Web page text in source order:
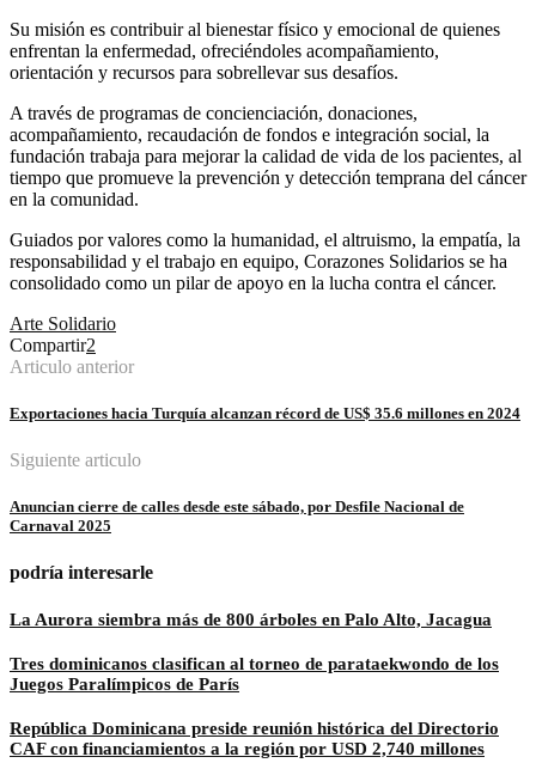
Su misión es contribuir al bienestar físico y emocional de quienes
enfrentan la enfermedad, ofreciéndoles acompañamiento,
orientación y recursos para sobrellevar sus desafíos.
A través de programas de concienciación, donaciones,
acompañamiento, recaudación de fondos e integración social, la
fundación trabaja para mejorar la calidad de vida de los pacientes, al
tiempo que promueve la prevención y detección temprana del cáncer
en la comunidad.
Guiados por valores como la humanidad, el altruismo, la empatía, la
responsabilidad y el trabajo en equipo, Corazones Solidarios se ha
consolidado como un pilar de apoyo en la lucha contra el cáncer.
Arte Solidario
Compartir2
Articulo anterior
Exportaciones hacia Turquía alcanzan récord de US$ 35.6 millones en 2024
Siguiente articulo
Anuncian cierre de calles desde este sábado, por Desfile Nacional de
Carnaval 2025
podría interesarle
La Aurora siembra más de 800 árboles en Palo Alto, Jacagua
Tres dominicanos clasifican al torneo de parataekwondo de los
Juegos Paralímpicos de París
República Dominicana preside reunión histórica del Directorio
CAF con financiamientos a la región por USD 2,740 millones